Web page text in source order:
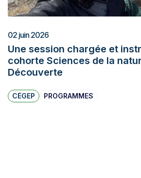
02 juin 2026
Une session chargée et
cohorte Sciences de la
Découverte
CÉGEP PROGRAMMES